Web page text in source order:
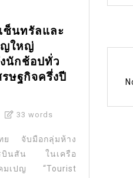
ซ็นทรัลและ
ญใหญ่
งนักช้อปทั่ว
ษฐกิจครึ่งปี
33 words
ย จับมือกลุ่มห้าง
รบินสัน ในเครือ
มเปญ “Tourist